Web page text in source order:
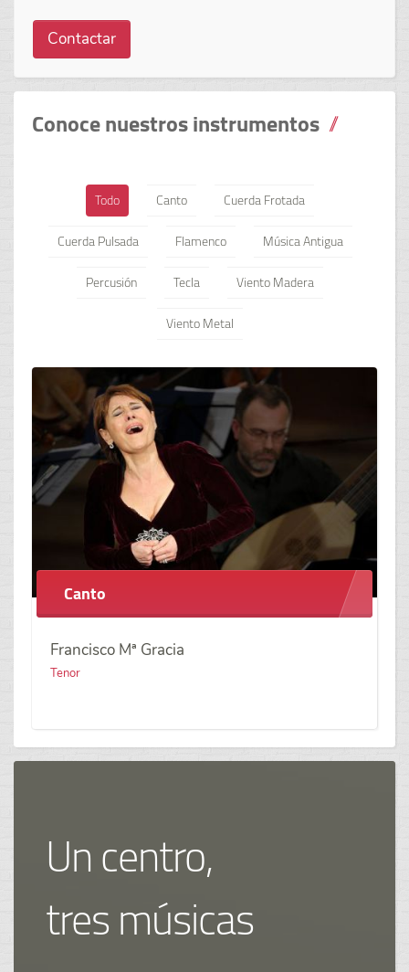
Contactar
Conoce nuestros instrumentos
Todo Canto
Cuerda Frotada
Cuerda Pulsada
Flamenco
Música Antigua
Percusión
Tecla
Viento Madera
Viento Metal
Canto
Francisco Mª Gracia
Tenor
Un centro,
tres músicas